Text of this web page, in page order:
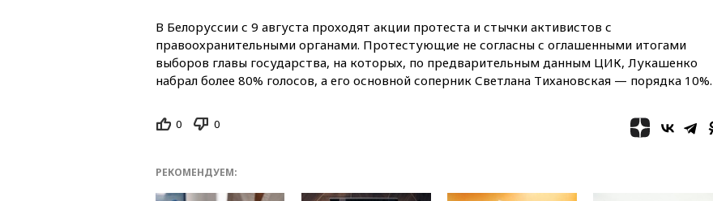
06:01МИД РФ: Казахстан
понимает сущность киевского
05:10Дом детства Нила
Мирошник: России стоит
03:16
Трамп заявил, что
В Белоруссии с 9 августа проходят акции протеста и стычки активистов с
правоохранительными органами. Протестующие не согласны с оглашенными итогами
выборов главы государства, на которых, по предварительным данным ЦИК, Лукашенко
набрал более 80% голосов, а его основной соперник Светлана Тихановская — порядка 10%.
0 0
РЕКОМЕНДУЕМ: